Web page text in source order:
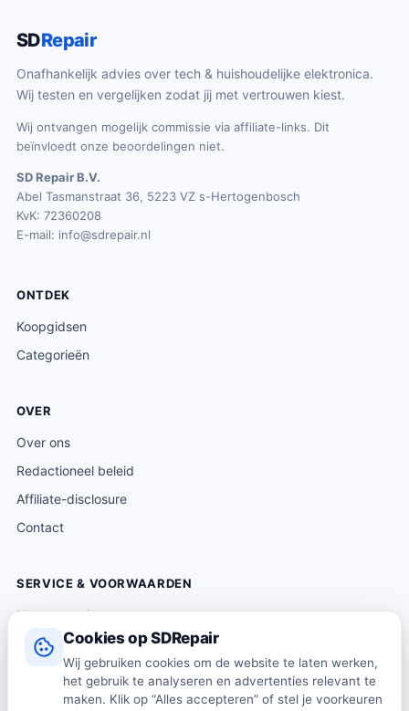
Cookies op SDRepair
Wij gebruiken cookies om de website te laten werken,
het gebruik te analyseren en advertenties relevant te
maken. Klik op “Alles accepteren” of stel je voorkeuren
SDRepair
Onafhankelijk advies over tech & huishoudelijke elektronica.
Wij testen en vergelijken zodat jij met vertrouwen kiest.
Wij ontvangen mogelijk commissie via affiliate-links. Dit
beïnvloedt onze beoordelingen niet.
SD Repair B.V.
Abel Tasmanstraat 36, 5223 VZ s-Hertogenbosch
KvK: 72360208
E-mail: info@sdrepair.nl
ONTDEK
Koopgidsen
Categorieën
OVER
Over ons
Redactioneel beleid
Affiliate-disclosure
Contact
SERVICE & VOORWAARDEN
Klantenservice
Verzending & levering
Retourneren
Algemene voorwaarden